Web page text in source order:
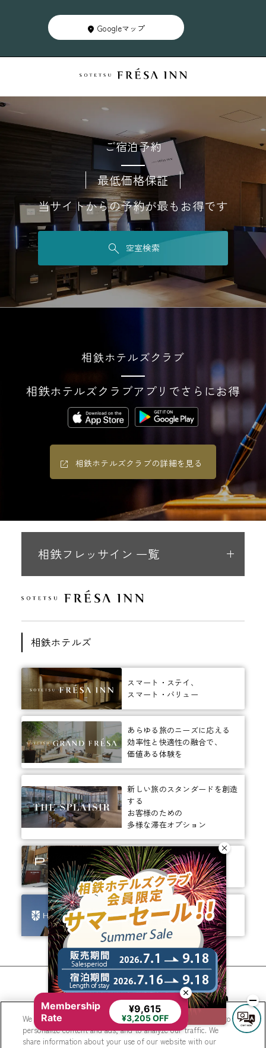
Googleマップ
ご宿泊予約
最低価格保証
当サイトからの予約が最もお得です
空室検索
相鉄ホテルズクラブ
相鉄ホテルズクラブアプリでさらにお得
相鉄ホテルズクラブの詳細を見る
相鉄フレッサイン 一覧
相鉄ホテルズ
スマート・ステイ、
スマート・バリュー
あらゆる旅のニーズに応える
効率性と快適性の融合で、
価値ある体験を
新しい旅のスタンダードを創造
する
お客様のための
多様な滞在オプション
ありそうでなかった、
ちょっと新しいカタチ。
ビジネスからレジャーまで、
幅広く選ばれるホテルへ。
相鉄ホテルズ 公式SNS
We use cookies to improve your experience on our website, to
personalize content and ads, and to analyze our traffic. We
share information about your use of our website with our
Membership
Rate
¥9,615
¥3,205 OFF